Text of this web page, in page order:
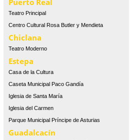
Puerto Real
Teatro Principal
Centro Cultural Rosa Butler y Mendieta
Chiclana
Teatro Moderno
Estepa
Casa de la Cultura
Caseta Municipal Paco Gandía
Iglesia de Santa María
Iglesia del Carmen
Parque Municipal Príncipe de Asturias
Guadalcacín